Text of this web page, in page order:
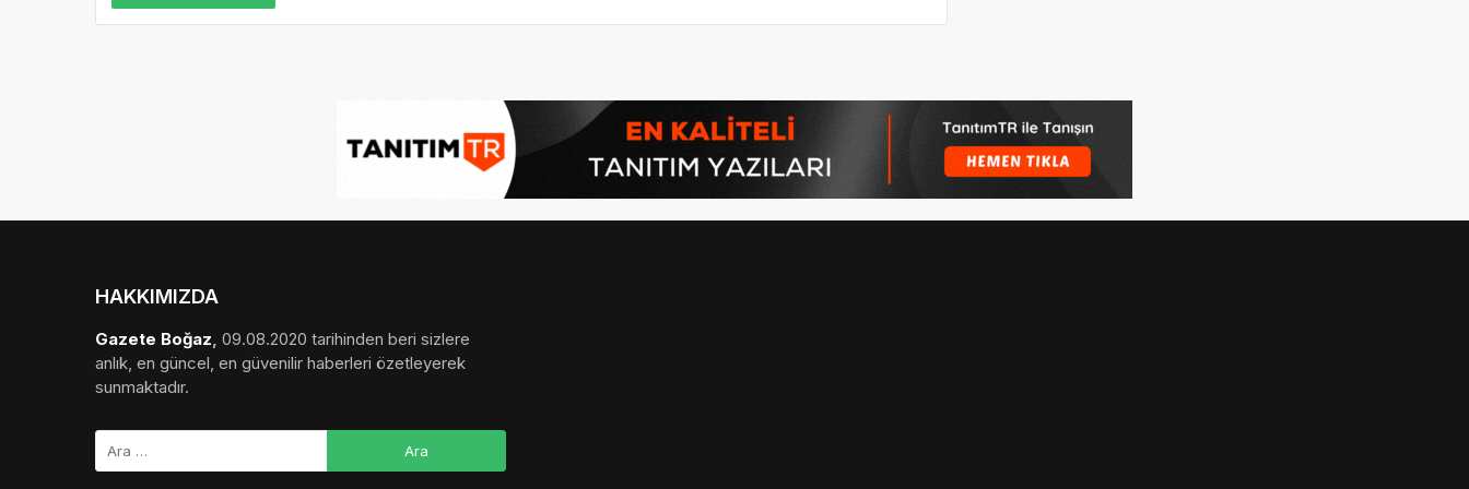
HAKKIMIZDA
Gazete Boğaz, 09.08.2020 tarihinden beri sizlere
anlık, en güncel, en güvenilir haberleri özetleyerek
sunmaktadır.